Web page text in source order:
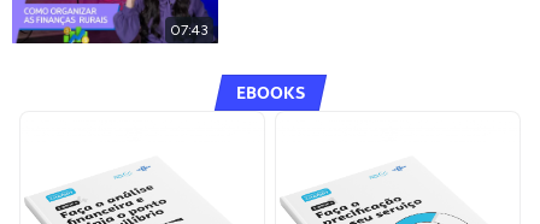
07:43
EBOOKS